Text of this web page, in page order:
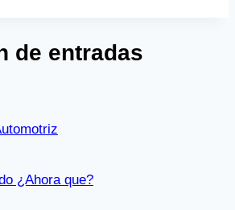
de entradas
¿Ahora que?